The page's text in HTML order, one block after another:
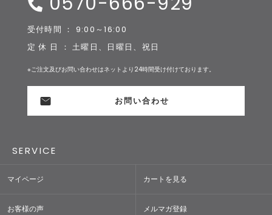
受付時間 ： 9:00～16:00
定 休 日 ： 土曜日、日曜日、祝日
※ご注文及びお問い合わせはネットより24時間受け付けております。
お問い合わせ
SERVICE
マイページ カートを見る
お客様の声 メルマガ登録